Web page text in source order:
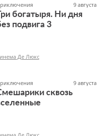
9 августа
богатыря. Ни дня
подвига 3
Де Люкс
9 августа
сквозь